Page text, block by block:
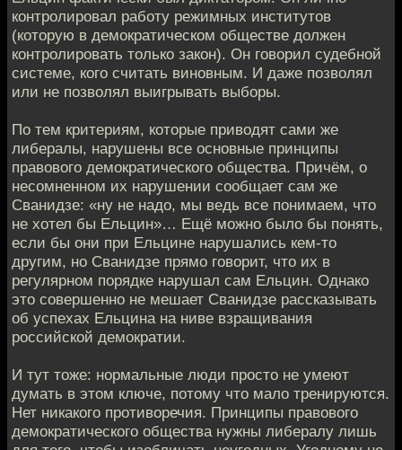
контролировал работу режимных институтов
(которую в демократическом обществе должен
контролировать только закон). Он говорил судебной
системе, кого считать виновным. И даже позволял
или не позволял выигрывать выборы.
По тем критериям, которые приводят сами же
либералы, нарушены все основные принципы
правового демократического общества. Причём, о
несомненном их нарушении сообщает сам же
Сванидзе: «ну не надо, мы ведь все понимаем, что
не хотел бы Ельцин»… Ещё можно было бы понять,
если бы они при Ельцине нарушались кем-то
другим, но Сванидзе прямо говорит, что их в
регулярном порядке нарушал сам Ельцин. Однако
это совершенно не мешает Сванидзе рассказывать
об успехах Ельцина на ниве взращивания
российской демократии.
И тут тоже: нормальные люди просто не умеют
думать в этом ключе, потому что мало тренируются.
Нет никакого противоречия. Принципы правового
демократического общества нужны либералу лишь